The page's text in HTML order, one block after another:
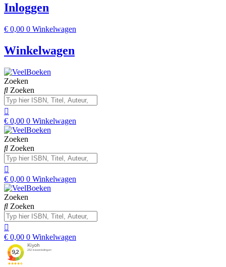
Inloggen
€ 0,00 0 Winkelwagen
Winkelwagen
Zoeken
Zoeken
€ 0,00 0 Winkelwagen
Zoeken
Zoeken
€ 0,00 0 Winkelwagen
Zoeken
Zoeken
€ 0,00 0 Winkelwagen